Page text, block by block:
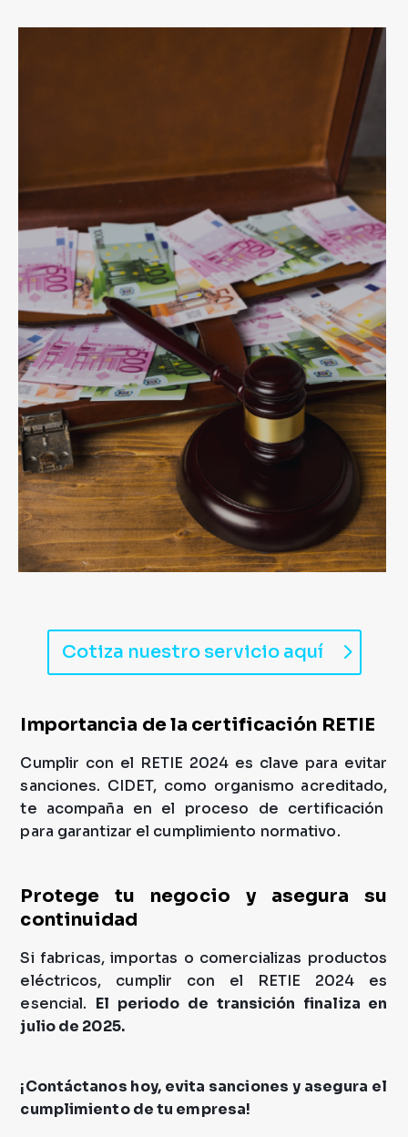
Cotiza nuestro servicio aquí
Importancia de la certificación RETIE
Cumplir con el RETIE 2024 es clave para evitar
sanciones. CIDET, como organismo acreditado,
te acompaña en el proceso de certificación
para garantizar el cumplimiento normativo.
Protege tu negocio y asegura su
continuidad
Sifabricas, importas o comercializas productos
eléctricos, cumplir con el RETIE 2024 es
esencial. El periodo de transición finaliza en
julio de 2025.
¡Contáctanos hoy, evita sanciones y asegura el
cumplimiento de tu empresa!